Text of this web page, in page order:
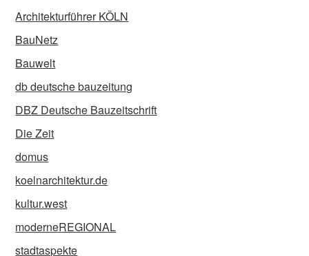
Architekturführer KÖLN
BauNetz
Bauwelt
db deutsche bauzeitung
DBZ Deutsche Bauzeitschrift
Die Zeit
domus
koelnarchitektur.de
kultur.west
moderneREGIONAL
stadtaspekte